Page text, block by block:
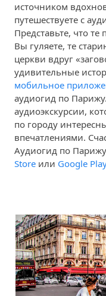
источником
путешествуете с
Представьте, что
Вы гуляете, те
церкви вдруг
удивительные
мобильное
аудиогид по
аудиоэкскурсии,
по городу
впечатлениями.
Аудиогид по
Storeили Google Play